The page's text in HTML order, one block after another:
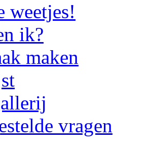
weetjes!
ik?
maken
vragen